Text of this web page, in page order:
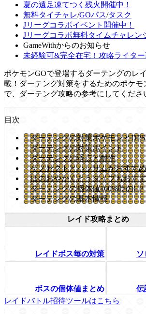
夏の遠足凍てつく残火開催中！
無料タイチャレ/GOパス/タスク
Jリーグコラボイベント開催中！
Jリーグコラボ無料タイムチャレン
GameWithからのお知らせ
未経験可&完全在宅！攻略ライター
ポケモンGOで登場するダーテングのレ
載！ダーテング対策をするためのポケモ
で、ダーテング攻略の参考にしてくださ
目次
ダーテングの対策ポケモンとDPS
ダーテングの対策ポイント
ダーテングの弱点と耐性
ゲノセクトとハッサムがおすすめ
ほのおやかくとうタイプもおす
ダーテングの個体値100%時のCP
ダーテングの基本情報
レイド攻略まとめ
レイドボス毎の対策
ボスの個体値まとめ
伝
レイドバトル招待ツールはこちら